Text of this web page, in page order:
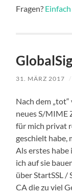
Fragen?
31. MÄRZ 2017 /
Nach dem
neues S/MIME
für mich privat
geschielt habe,
Als erstes
ich auf sie
über StartSSL /
CA die zu viel